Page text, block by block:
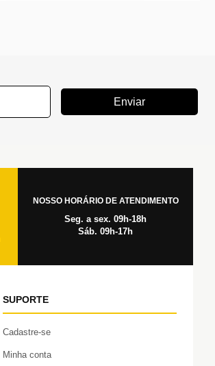
Enviar
NOSSO HORÁRIO DE ATENDIMENTO
Seg. a sex. 09h-18h
Sáb. 09h-17h
SUPORTE
Cadastre-se
Minha conta